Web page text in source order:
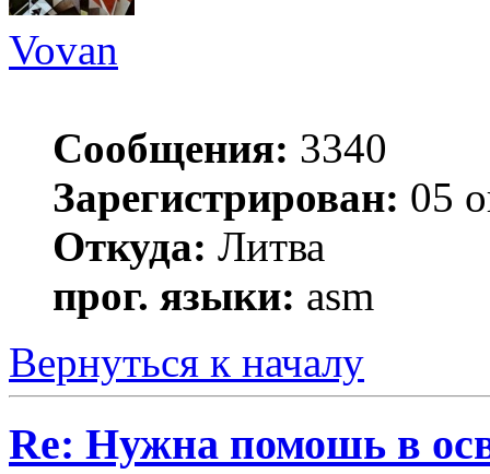
Vovan
Сообщения: 3340
Зарегистрирован: 05
Откуда: Литва
прог. языки: asm
Вернуться к началу
Re: Нужна помошь в